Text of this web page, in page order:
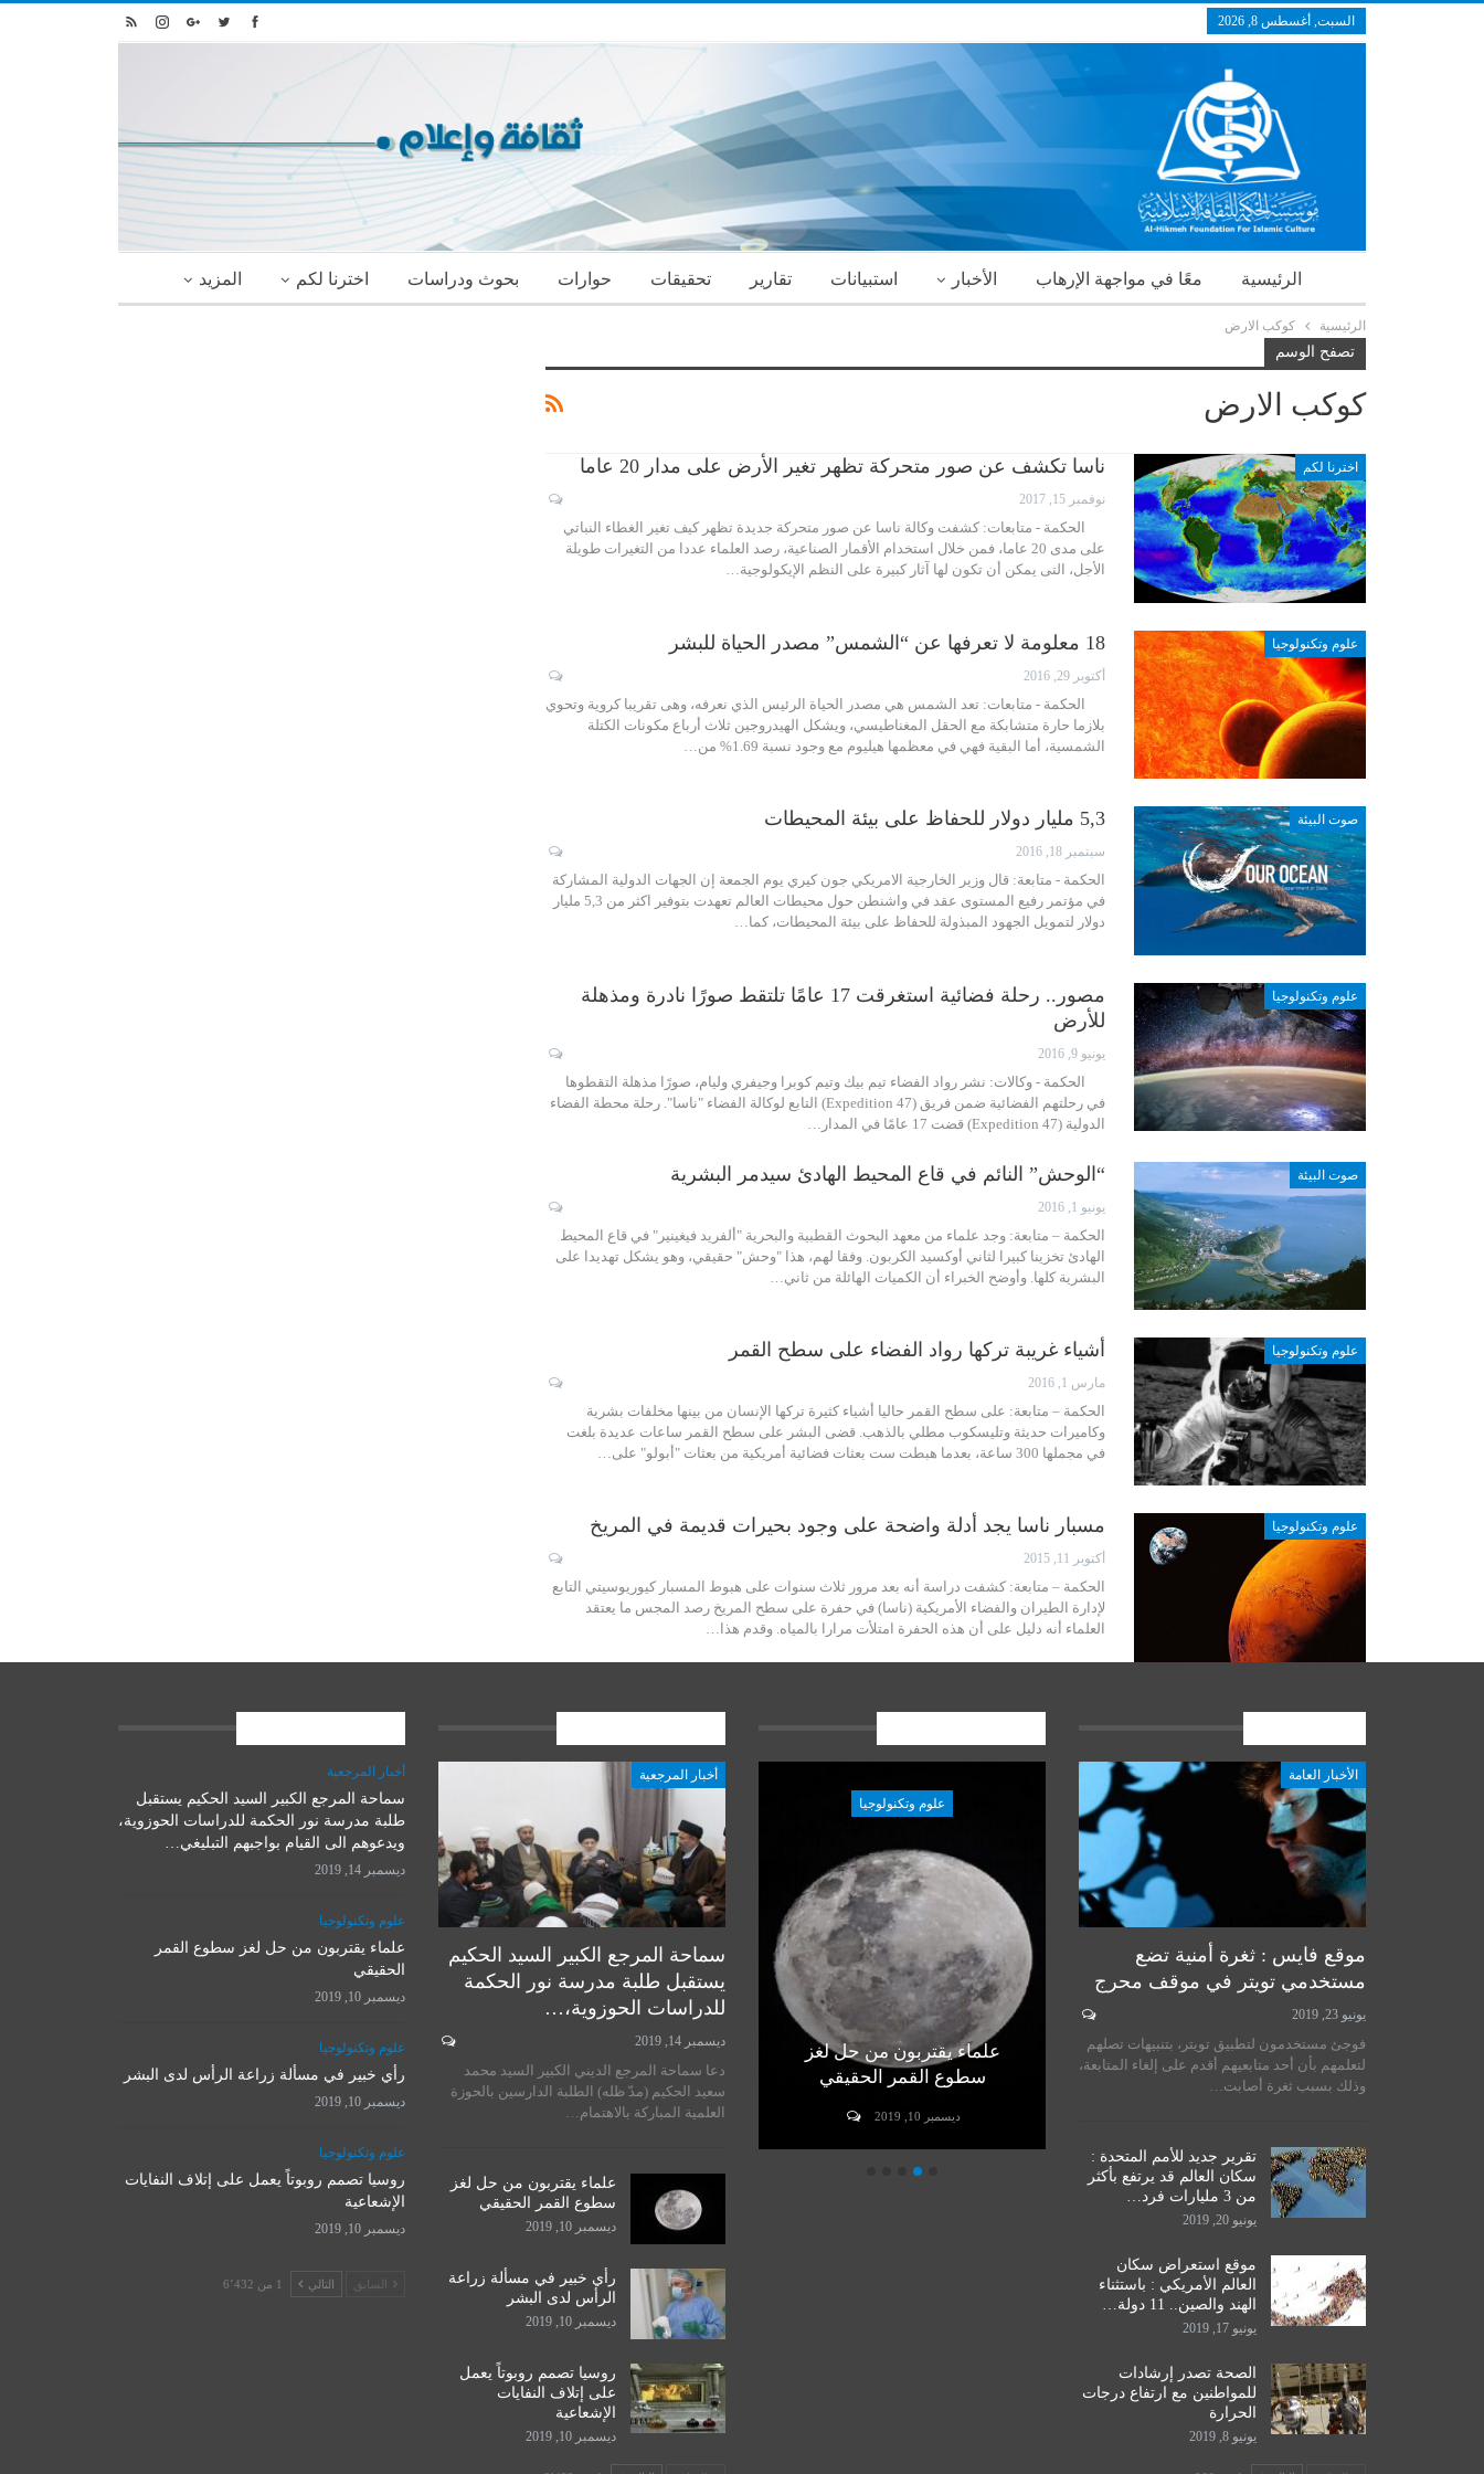
السبت, أغسطس 8, 2026
الرئيسية معًا في مواجهة الإرهاب الأخبار استبيانات تقارير تحقيقات حوارات بحوث ودراسات اخترنا لكم المزيد
الرئيسية كوكب الارض
تصفح الوسم
كوكب الارض
اخترنا لكم ناسا تكشف عن صور متحركة تظهر تغير الأرض على مدار 20 عاما
نوفمبر 15, 2017
الحكمة - متابعات: كشفت وكالة ناسا عن صور متحركة جديدة تظهر كيف تغير الغطاء النباتي
على مدى 20 عاما، فمن خلال استخدام الأقمار الصناعية، رصد العلماء عددا من التغيرات طويلة
الأجل، التى يمكن أن تكون لها آثار كبيرة على النظم الإيكولوجية…
علوم وتكنولوجيا 18 معلومة لا تعرفها عن “الشمس” مصدر الحياة للبشر
أكتوبر 29, 2016
الحكمة - متابعات: تعد الشمس هي مصدر الحياة الرئيس الذي نعرفه، وهى تقريبا كروية وتحوي
بلازما حارة متشابكة مع الحقل المغناطيسي، ويشكل الهيدروجين ثلاث أرباع مكونات الكتلة
الشمسية، أما البقية فهي في معظمها هيليوم مع وجود نسبة 1.69% من…
صوت البيئة 5,3 مليار دولار للحفاظ على بيئة المحيطات
سبتمبر 18, 2016
الحكمة - متابعة: قال وزير الخارجية الامريكي جون كيري يوم الجمعة إن الجهات الدولية المشاركة
في مؤتمر رفيع المستوى عقد في واشنطن حول محيطات العالم تعهدت بتوفير اكثر من 5,3 مليار
دولار لتمويل الجهود المبذولة للحفاظ على بيئة المحيطات، كما…
علوم وتكنولوجيا
مصور.. رحلة فضائية استغرقت 17 عامًا تلتقط صورًا نادرة ومذهلة
للأرض
يونيو 9, 2016
الحكمة - وكالات: نشر رواد الفضاء تيم بيك وتيم كوبرا وجيفري وليام، صورًا مذهلة التقطوها
في رحلتهم الفضائية ضمن فريق (Expedition 47) التابع لوكالة الفضاء "ناسا". رحلة محطة الفضاء
الدولية (Expedition 47) قضت 17 عامًا في المدار…
صوت البيئة “الوحش” النائم في قاع المحيط الهادئ سيدمر البشرية
يونيو 1, 2016
الحكمة – متابعة: وجد علماء من معهد البحوث القطبية والبحرية "ألفريد فيغينير" في قاع المحيط
الهادئ تخزينا كبيرا لثاني أوكسيد الكربون. وفقا لهم، هذا "وحش" حقيقي، وهو يشكل تهديدا على
البشرية كلها. وأوضح الخبراء أن الكميات الهائلة من ثاني…
علوم وتكنولوجيا أشياء غريبة تركها رواد الفضاء على سطح القمر
مارس 1, 2016
الحكمة – متابعة: على سطح القمر حاليا أشياء كثيرة تركها الإنسان من بينها مخلفات بشرية
وكاميرات حديثة وتليسكوب مطلي بالذهب. قضى البشر على سطح القمر ساعات عديدة بلغت
في مجملها 300 ساعة، بعدما هبطت ست بعثات فضائية أمريكية من بعثات "أبولو" على…
علوم وتكنولوجيا مسبار ناسا يجد أدلة واضحة على وجود بحيرات قديمة في المريخ
أكتوبر 11, 2015
الحكمة – متابعة: كشفت دراسة أنه بعد مرور ثلاث سنوات على هبوط المسبار كيوريوسيتي التابع
لإدارة الطيران والفضاء الأمريكية (ناسا) في حفرة على سطح المريخ رصد المجس ما يعتقد
العلماء أنه دليل على أن هذه الحفرة امتلأت مرارا بالمياه. وقدم هذا…
الأخبار العامة
موقع فايس : ثغرة أمنية تضع
مستخدمي تويتر في موقف محرج
يونيو 23, 2019
فوجئ مستخدمون لتطبيق تويتر، بتنبيهات تصلهم
لتعلمهم بأن أحد متابعيهم أقدم على إلغاء المتابعة،
وذلك بسبب ثغرة أصابت…
تقرير جديد للأمم المتحدة :
سكان العالم قد يرتفع بأكثر
من 3 مليارات فرد…
يونيو 20, 2019
موقع استعراض سكان
العالم الأمريكي : باستثناء
الهند والصين.. 11 دولة…
يونيو 17, 2019
الصحة تصدر إرشادات
للمواطنين مع ارتفاع درجات
الحرارة
يونيو 8, 2019
أخبار المرجعية
سماحة المرجع الكبير السيد
الحكيم يستقبل طلبة مدرسة نور
الحكمة للدراسات الحوزوية،…
علوم وتكنولوجيا
علماء يقتربون من حل لغز
سطوع القمر الحقيقي
ديسمبر 10, 2019
رأي خبير في مسألة زراعة
الرأس لدى البشر
ديسمبر 10, 2019
علوم وتكنولوجيا
روسيا تصمم روبوتاً يعمل على
إتلاف النفايات الإشعاعية
أخبار المرجعية
سماحة المرجع الكبير السيد الحكيم
يستقبل طلبة مدرسة نور الحكمة
للدراسات الحوزوية،…
ديسمبر 14, 2019
دعا سماحة المرجع الديني الكبير السيد محمد
سعيد الحكيم (مدّ ظله) الطلبة الدارسين بالحوزة
العلمية المباركة بالاهتمام…
علماء يقتربون من حل لغز
سطوع القمر الحقيقي
ديسمبر 10, 2019
رأي خبير في مسألة زراعة
الرأس لدى البشر
ديسمبر 10, 2019
روسيا تصمم روبوتاً يعمل
على إتلاف النفايات
الإشعاعية
ديسمبر 10, 2019
أخبار المرجعية
سماحة المرجع الكبير السيد الحكيم يستقبل
طلبة مدرسة نور الحكمة للدراسات الحوزوية،
ويدعوهم الى القيام بواجبهم التبليغي…
ديسمبر 14, 2019
علوم وتكنولوجيا
علماء يقتربون من حل لغز سطوع القمر
الحقيقي
ديسمبر 10, 2019
علوم وتكنولوجيا
رأي خبير في مسألة زراعة الرأس لدى البشر
ديسمبر 10, 2019
علوم وتكنولوجيا
روسيا تصمم روبوتاً يعمل على إتلاف النفايات
الإشعاعية
ديسمبر 10, 2019
السابق التالي 1 من 6٬432